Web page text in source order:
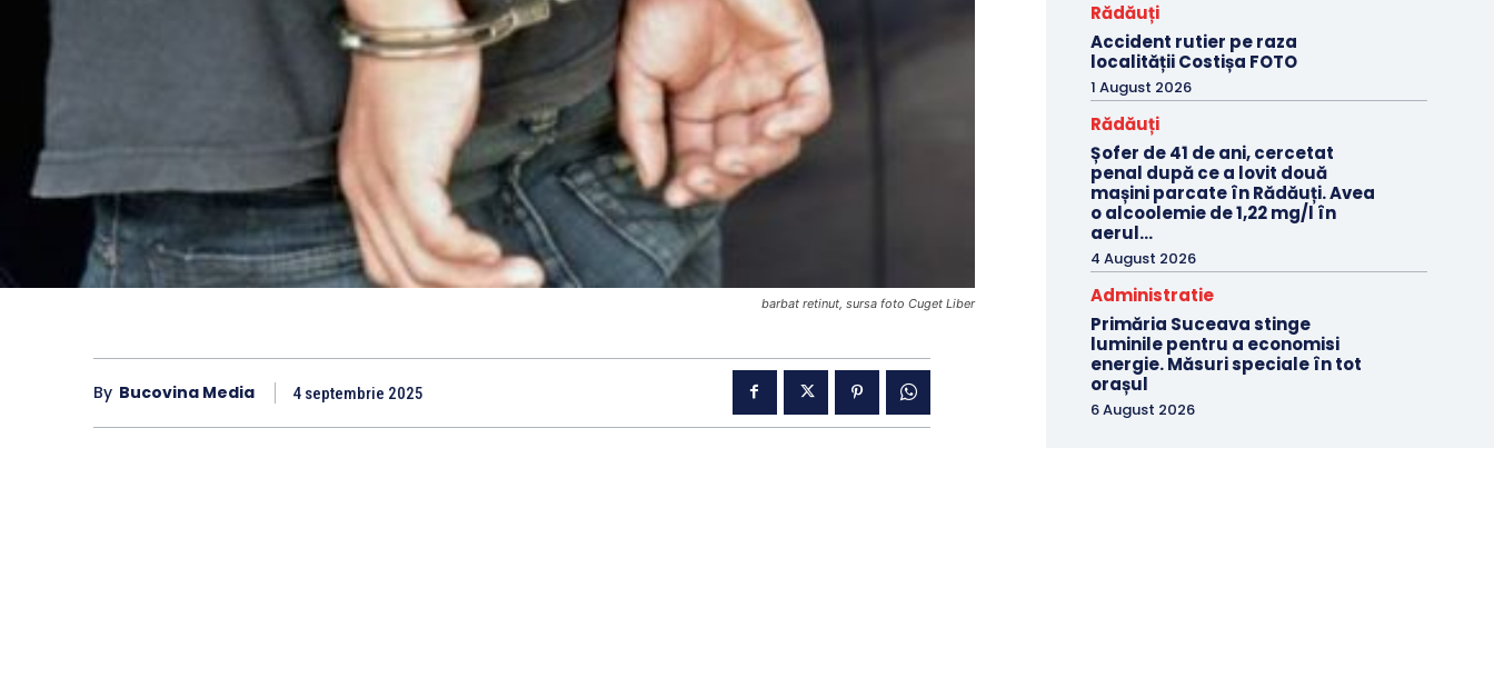
barbat retinut, sursa foto Cuget Liber
By Bucovina Media 4 septembrie 2025
Rădăuți
Accident rutier pe raza
localității Costișa FOTO
1 August 2026
Rădăuți
Șofer de 41 de ani, cercetat
penal după ce a lovit două
mașini parcate în Rădăuți. Avea
o alcoolemie de 1,22 mg/l în
aerul...
4 August 2026
Administratie
Primăria Suceava stinge
luminile pentru a economisi
energie. Măsuri speciale în tot
orașul
6 August 2026